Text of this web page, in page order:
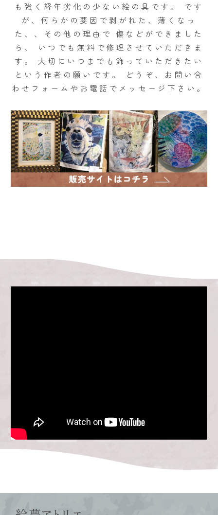
も強く経年劣化の少ない絵の具です。
です
が、何らかの要因で剥がれた、薄くなっ
た、、その他の理由で 傷などができました
ら、
いつでも無料で修理させていただきま
す。
大切にいつまでも飾っていただきたい
という作者の願いです。
どうぞ、お問い合
わせフォームやお電話でメッセージ下さい。